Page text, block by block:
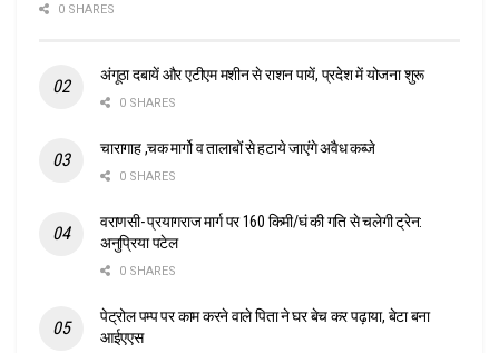
0 SHARES
अंगूठा दबायें और एटीएम मशीन से राशन पायें, प्रदेश में योजना शुरू
0 SHARES
चारागाह ,चक मार्गो व तालाबों से हटाये जाएंगे अवैध कब्जे
0 SHARES
वराणसी- प्रयागराज मार्ग पर 160 किमी/घं की गति से चलेगी ट्रेन:
अनुप्रिया पटेल
0 SHARES
पेट्रोल पम्प पर काम करने वाले पिता ने घर बेच कर पढ़ाया, बेटा बना
आईएएस